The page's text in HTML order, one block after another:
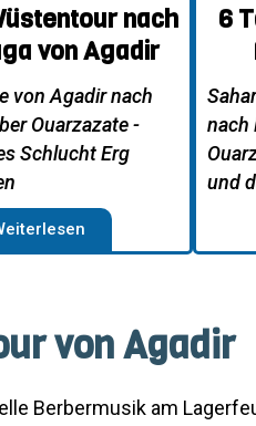
nach
von Agadir
von Agadir nach
Ouarzazate -
Schlucht Erg
6
nach
und
von Agadir
Berbermusik am